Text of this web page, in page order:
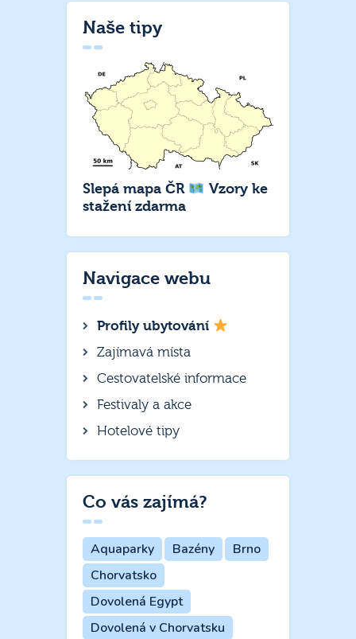
Naše tipy
Slepá mapa ČR
Vzory ke
stažení zdarma
Navigace webu
Profily ubytování
Zajímavá místa
Cestovatelské informace
Festivaly a akce
Hotelové tipy
Co vás zajímá?
Aquaparky Bazény
Brno
Chorvatsko
Dovolená Egypt
Dovolená v Chorvatsku